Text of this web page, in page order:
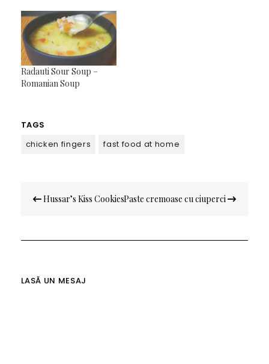
Radauti Sour Soup –
Romanian Soup
TAGS
chicken fingers
fast food at home
Navigare
Hussar’s Kiss CookiesPaste cremoase cu ciuperci
LASĂ UN MESAJ